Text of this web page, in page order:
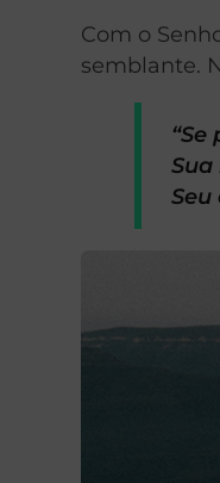
Com o
semblante.
Seu